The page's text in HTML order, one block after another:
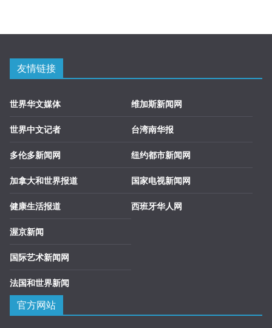
友情链接
世界华文媒体
世界中文记者
多伦多新闻网
加拿大和世界报道
健康生活报道
渥京新闻
国际艺术新闻网
法国和世界新闻
维加斯新闻网
台湾南华报
纽约都市新闻网
国家电视新闻网
西班牙华人网
官方网站